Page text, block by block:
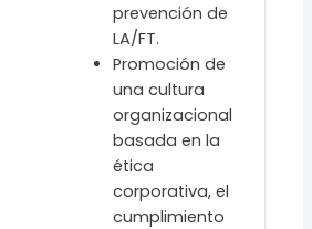
prevención de
LA/FT.
Promoción de
una cultura
organizacional
basada en la
ética
corporativa, el
cumplimiento